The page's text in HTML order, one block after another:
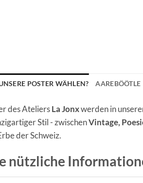
POSTER WÄHLEN? AAREBÖÖTLE
des AteliersLa Jonxwerden in
Stil - zwischenVintage,
der Schweiz.
nützliche